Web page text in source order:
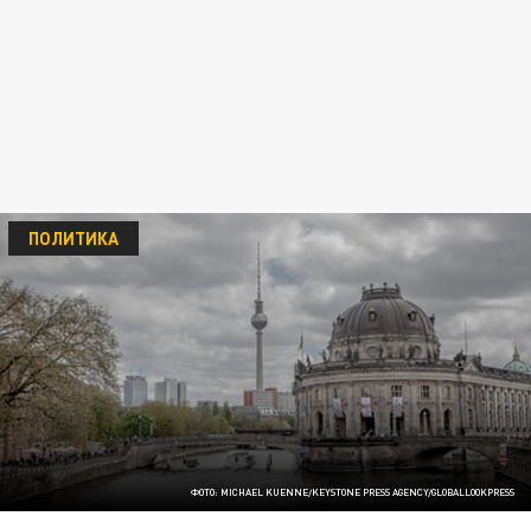
ФОТО: MICHAEL KUENNE/KEYSTONE PRESS AGENCY/GLOBALLOOKPRESS
ПОЛИТИКА